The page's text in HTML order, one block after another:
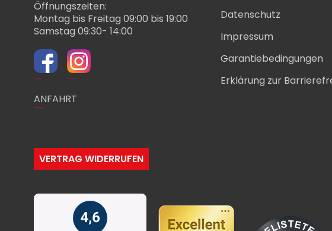
Öffnungszeiten:
Montag bis Freitag 09:00 bis 19:00
Samstag 09:30- 14:00
ANFAHRT
Datenschutz
Impressum
Garantiebedingungen
Erklärung zur
VERTRAG WIDERRUFEN